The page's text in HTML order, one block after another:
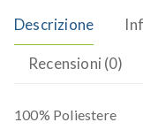
Descrizione
Recensioni (0)
100% Poliestere